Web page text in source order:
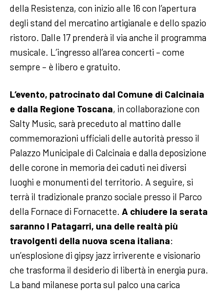
della Resistenza, con inizio alle 16 con l’apertura
degli stand del mercatino artigianale e dello spazio
ristoro. Dalle 17 prenderà il via anche il programma
musicale. L’ingresso all’area concerti – come
sempre – è libero e gratuito.
L’evento, patrocinato dal Comune di Calcinaia
e dalla Regione Toscana, in collaborazione con
Salty Music, sarà preceduto al mattino dalle
commemorazioni ufficiali delle autorità presso il
Palazzo Municipale di Calcinaia e dalla deposizione
delle corone in memoria dei caduti nei diversi
luoghi e monumenti del territorio. A seguire, si
terrà il tradizionale pranzo sociale presso il Parco
della Fornace di Fornacette. A chiudere la serata
saranno I Patagarri, una delle realtà più
travolgenti della nuova scena italiana:
un’esplosione di gipsy jazz irriverente e visionario
che trasforma il desiderio di libertà in energia pura.
La band milanese porta sul palco una carica